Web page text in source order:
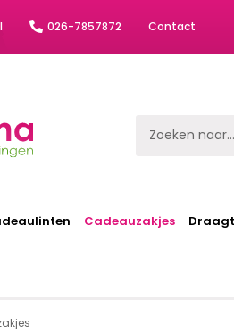
026-7857872 Contact
Cadeauzakjes